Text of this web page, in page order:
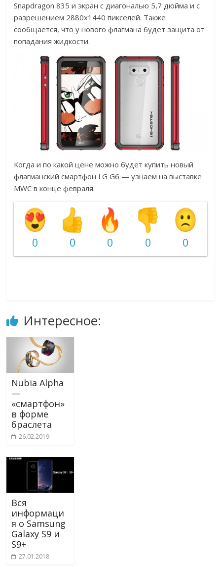
Snapdragon 835 и экран с диагональю 5,7 дюйма и с
разрешением 2880х1440 пикселей. Также
сообщается, что у нового флагмана будет защита от
попадания жидкости.
Когда и по какой цене можно будет купить новый
флагманский смартфон LG G6 — узнаем на выставке
MWС в конце февраля.
0 0 0 0 0
Интересное:
Nubia Alpha
—
«смартфон»
в форме
браслета
26.02.2019
Вся
информаци
я о Samsung
Galaxy S9 и
S9+
27.01.2018